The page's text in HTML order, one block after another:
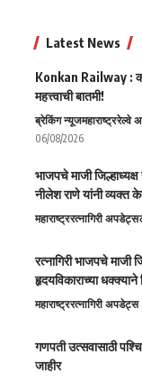
Latest News
Konkan Railway :
महत्त्वाची बातमी!
ब्रेकिंग न्यूजमहाराष्ट्ररेल्वे
06/08/2026
भाजपचे माजी
नीलेश राणे यांनी व्यक्त
महाराष्ट्ररत्नागिरी अपडेट्स
रत्नागिरी भाजपचे माजी
हृदयविकाराच्या धक्क्याने
महाराष्ट्ररत्नागिरी अपडेट्स
गणपती उत्सवासाठी
जाहीर